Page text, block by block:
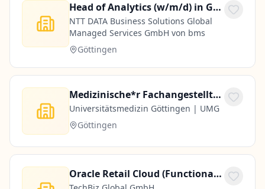
Head of Analytics (w/m/d) in Göttingen
NTT DATA Business Solutions Global
Managed Services GmbH von bms
Göttingen
Medizinische*r Fachangestellte*r / vergleichbar qualifizierte Mitarbeiter*innen (w/m/d)
Universitätsmedizin Göttingen | UMG
Göttingen
Oracle Retail Cloud (Functional / Techno Functional)